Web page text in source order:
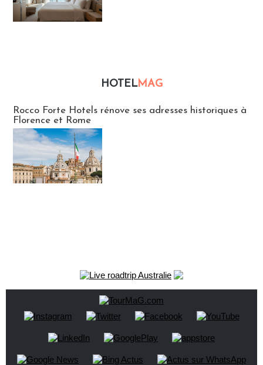
HOTELMAG
Rocco Forte Hotels rénove ses adresses historiques à
Florence et Rome